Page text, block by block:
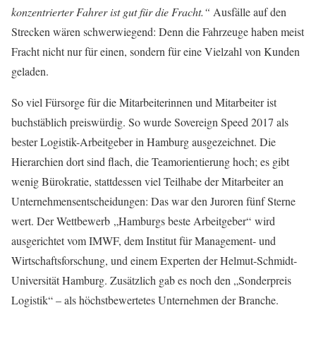
konzentrierter Fahrer ist gut für die Fracht.“ Ausfälle auf den
Strecken wären schwerwiegend: Denn die Fahrzeuge haben meist
Fracht nicht nur für einen, sondern für eine Vielzahl von Kunden
geladen.
So viel Fürsorge für die Mitarbeiterinnen und Mitarbeiter ist
buchstäblich preiswürdig. So wurde Sovereign Speed 2017 als
bester Logistik-Arbeitgeber in Hamburg ausgezeichnet. Die
Hierarchien dort sind flach, die Teamorientierung hoch; es gibt
wenig Bürokratie, stattdessen viel Teilhabe der Mitarbeiter an
Unternehmensentscheidungen: Das war den Juroren fünf Sterne
wert. Der Wettbewerb „Hamburgs beste Arbeitgeber“ wird
ausgerichtet vom IMWF, dem Institut für Management- und
Wirtschaftsforschung, und einem Experten der Helmut-Schmidt-
Universität Hamburg. Zusätzlich gab es noch den „Sonderpreis
Logistik“ – als höchstbewertetes Unternehmen der Branche.